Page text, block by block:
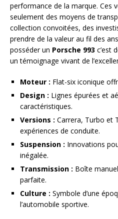
performance de la marque. Ces
seulement des moyens de
collection convoitées, des
prendre de la valeur au fil des
posséder un Porsche 993 c’est
un témoignage vivant de
Moteur : Flat-six iconique
Design : Lignes épurées et
caractéristiques.
Versions : Carrera, Turbo et
expériences de conduite.
Suspension : Innovations
inégalée.
Transmission : Boîte
parfaite.
Culture : Symbole d’une
l’automobile sportive.